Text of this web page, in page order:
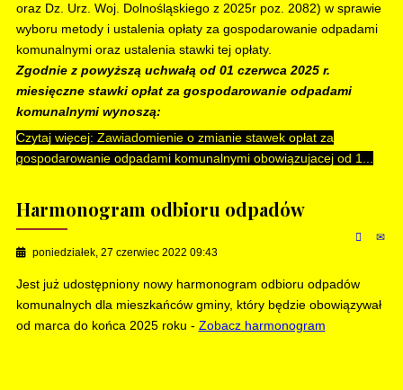
oraz Dz. Urz. Woj. Dolnośląskiego z 2025r poz. 2082) w sprawie
wyboru metody i ustalenia opłaty za gospodarowanie odpadami
komunalnymi oraz ustalenia stawki tej opłaty.
Zgodnie z powyższą uchwałą od 01 czerwca 2025 r.
miesięczne stawki opłat za gospodarowanie odpadami
komunalnymi wynoszą:
Czytaj więcej: Zawiadomienie o zmianie stawek opłat za
gospodarowanie odpadami komunalnymi obowiązujacej od 1...
Harmonogram odbioru odpadów
poniedziałek, 27 czerwiec 2022 09:43
Jest już udostępniony nowy harmonogram odbioru odpadów
komunalnych dla mieszkańców gminy, który będzie obowiązywał
od marca do końca 2025 roku - Zobacz harmonogram